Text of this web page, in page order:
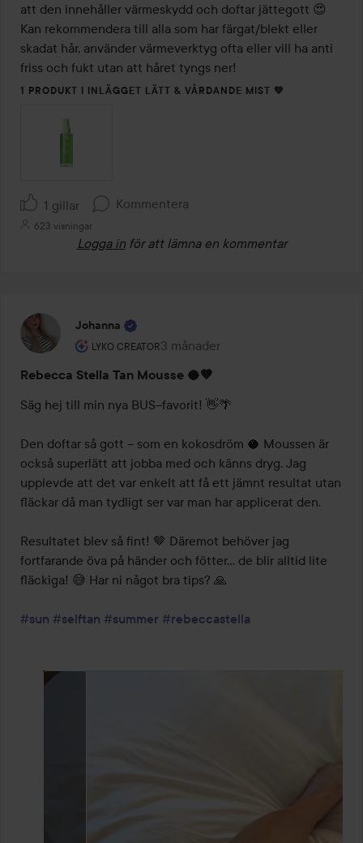
att den innehåller värmeskydd och doftar jättegott 😍
Kan rekommendera till alla som har färgat/blekt eller
skadat hår, använder värmeverktyg ofta eller vill ha anti
friss och fukt utan att håret tyngs ner!
1 PRODUKT I INLÄGGET LÄTT & VÅRDANDE MIST 💚
1 gillar Kommentera
623 visningar
Logga in för att lämna en kommentar
Johanna
LYKO CREATOR
Användarens roll: Lyko Creator.
3 månader
Inlägget skapades 3 månader
Rebecca Stella Tan Mousse 🥥🤎
Säg hej till min nya BUS–favorit! 👋🌴
Den doftar så gott – som en kokosdröm 🥥 Moussen är
också superlätt att jobba med och känns dryg. Jag
upplevde att det var enkelt att få ett jämnt resultat utan
fläckar då man tydligt ser var man har applicerat den.
Resultatet blev så fint! 🤎 Däremot behöver jag
fortfarande öva på händer och fötter… de blir alltid lite
fläckiga! 😅 Har ni något bra tips? 🙏
#sun #selftan #summer #rebeccastella